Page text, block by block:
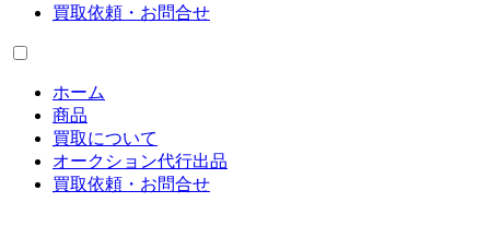
買取依頼・お問合せ
ホーム
商品
買取について
オークション代行出品
買取依頼・お問合せ